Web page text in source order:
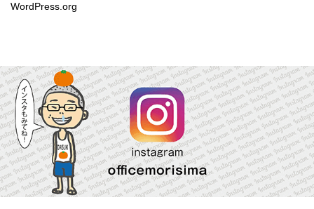
WordPress.org